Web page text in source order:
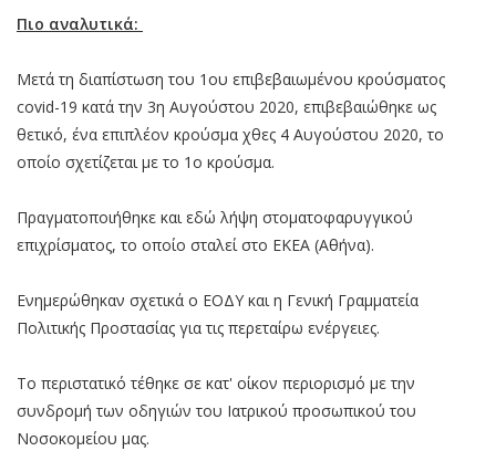
Πιο αναλυτικά:
Μετά τη διαπίστωση του 1ου επιβεβαιωμένου κρούσματος
covid-19 κατά την 3η Αυγούστου 2020, επιβεβαιώθηκε ως
θετικό, ένα επιπλέον κρούσμα χθες 4 Αυγούστου 2020, το
οποίο σχετίζεται με το 1ο κρούσμα.
Πραγματοποιήθηκε και εδώ λήψη στοματοφαρυγγικού
επιχρίσματος, το οποίο σταλεί στο ΕΚΕΑ (Αθήνα).
Ενημερώθηκαν σχετικά ο ΕΟΔΥ και η Γενική Γραμματεία
Πολιτικής Προστασίας για τις περεταίρω ενέργειες.
Το περιστατικό τέθηκε σε κατ' οίκον περιορισμό με την
συνδρομή των οδηγιών του Ιατρικού προσωπικού του
Νοσοκομείου μας.